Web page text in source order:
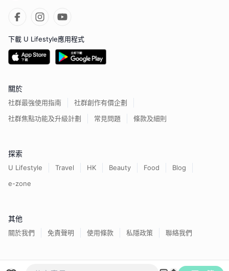
下載 U Lifestyle應用程式
關於
社群最強使用指南
社群創作有價企劃
社群焦點功能及升級計劃
常見問題 條款及細則
探索
U Lifestyle Travel HK Beauty Food
Blog
e-zone
其他
關於我們 免責聲明 使用條款 私隱政策 聯絡我們